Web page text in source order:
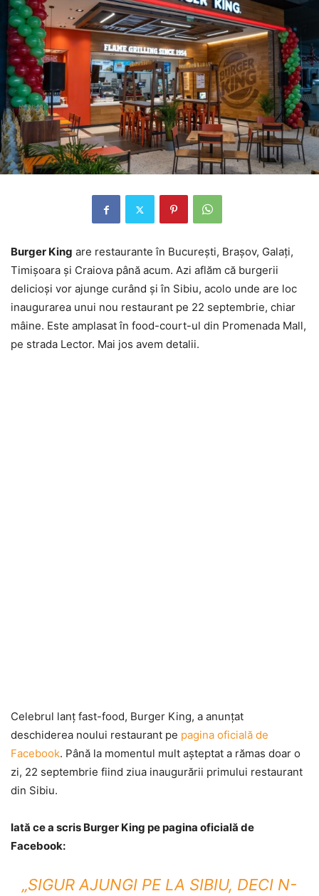
Burger King are restaurante în București, Brașov, Galați,
Timișoara și Craiova până acum. Azi aflăm că burgerii
delicioși vor ajunge curând și în Sibiu, acolo unde are loc
inaugurarea unui nou restaurant pe 22 septembrie, chiar
mâine. Este amplasat în food-court-ul din Promenada Mall,
pe strada Lector. Mai jos avem detalii.
Celebrul lanț fast-food, Burger King, a anunțat
deschiderea noului restaurant pe pagina oficială de
Facebook. Până la momentul mult așteptat a rămas doar o
zi, 22 septembrie fiind ziua inaugurării primului restaurant
din Sibiu.
Iată ce a scris Burger King pe pagina oficială de
Facebook:
„SIGUR AJUNGI PE LA SIBIU, DECI N-